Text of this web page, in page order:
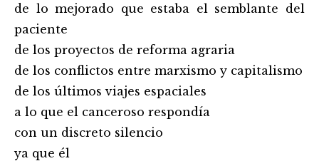
de lo mejorado que estaba el semblante del
paciente
de los proyectos de reforma agraria
de los conflictos entre marxismo y capitalismo
de los últimos viajes espaciales
a lo que el canceroso respondía
con un discreto silencio
ya que él